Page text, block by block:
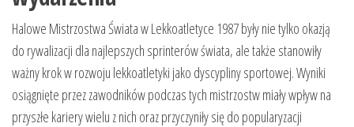
Halowe Mistrzostwa Świata w Lekkoatletyce 1987 były nie tylko okazją
do rywalizacji dla najlepszych sprinterów świata, ale także stanowiły
ważny krok w rozwoju lekkoatletyki jako dyscypliny sportowej. Wyniki
osiągnięte przez zawodników podczas tych mistrzostw miały wpływ na
przyszłe kariery wielu z nich oraz przyczyniły się do popularyzacji